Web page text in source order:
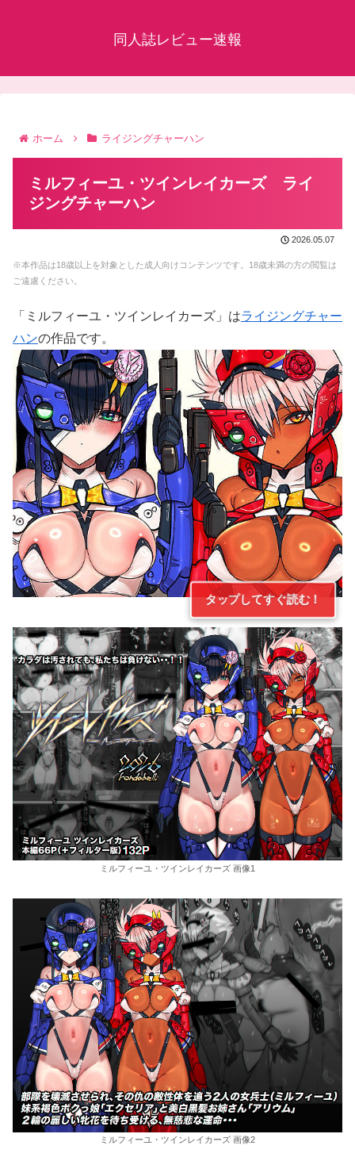
同人誌レビュー速報
ホーム ライジングチャーハン
ミルフィーユ・ツインレイカーズ ライ
ジングチャーハン
2026.05.07
※本作品は18歳以上を対象とした成人向けコンテンツです。18歳未満の方の閲覧は
ご遠慮ください。
「ミルフィーユ・ツインレイカーズ」はライジングチャー
ハンの作品です。
タップしてすぐ読む！
ミルフィーユ・ツインレイカーズ 画像1
ミルフィーユ・ツインレイカーズ 画像2